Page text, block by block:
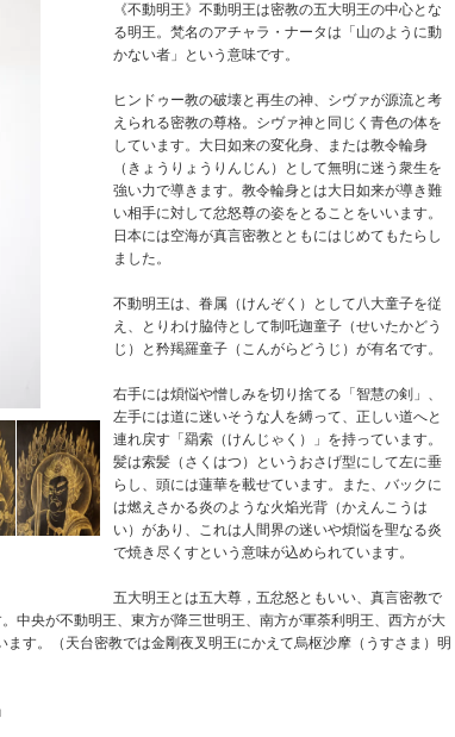
《不動明王》不動明王は密教の五大明王の中心とな
る明王。梵名のアチャラ・ナータは「山のように動
かない者」という意味です。
ヒンドゥー教の破壊と再生の神、シヴァが源流と考
えられる密教の尊格。シヴァ神と同じく青色の体を
しています。大日如来の変化身、または教令輪身
（きょうりょうりんじん）として無明に迷う衆生を
強い力で導きます。教令輪身とは大日如来が導き難
い相手に対して忿怒尊の姿をとることをいいます。
日本には空海が真言密教とともにはじめてもたらし
ました。
不動明王は、眷属（けんぞく）として八大童子を従
え、とりわけ脇侍として制吒迦童子（せいたかどう
じ）と矜羯羅童子（こんがらどうじ）が有名です。
右手には煩悩や憎しみを切り捨てる「智慧の剣」、
左手には道に迷いそうな人を縛って、正しい道へと
連れ戻す「羂索（けんじゃく）」を持っています。
髪は索髪（さくはつ）というおさげ型にして左に垂
らし、頭には蓮華を載せています。また、バックに
は燃えさかる炎のような火焔光背（かえんこうは
い）があり、これは人間界の迷いや煩悩を聖なる炎
で焼き尽くすという意味が込められています。
五大明王とは五大尊，五忿怒ともいい、真言密教で
中央が不動明王、東方が降三世明王、南方が軍荼利明王、西方が大
す。（天台密教では金剛夜叉明王にかえて烏枢沙摩（うすさま）明